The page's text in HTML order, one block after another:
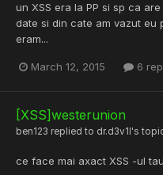
un XSS era la PP si sp ca
date si din cate am vazut eu
eram...
March 12, 2015 6
[XSS]westerunion
ben123 replied to dr.d3v1l's
ce face mai axact XSS -ul